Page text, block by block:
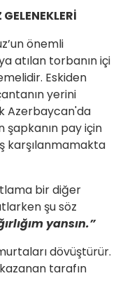
önemli
atılan torbanın içi
Eskiden
yerini
Azerbaycan'da
şapkanın pay için
karşılanmamakta
bir diğer
şu söz
yansın.”
dövüştürür.
tarafın